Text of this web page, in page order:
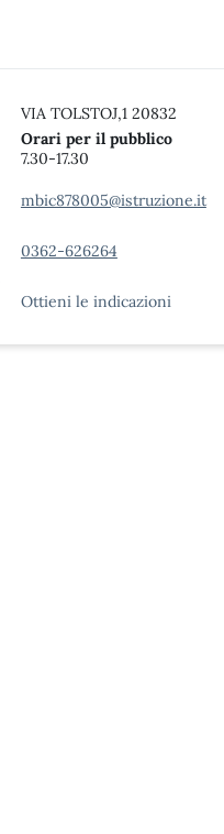
VIA TOLSTOJ,1 20832
Orari per il pubblico
7.30-17.30
mbic878005@istruzione.it
0362-626264
Ottieni le indicazioni